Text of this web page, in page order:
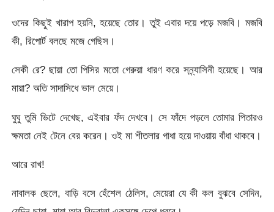
ওদের কিছুই খারাপ হয়নি, হয়েছে তোর। তুই এবার দয়ে পড়ে মজবি। মজবি
কী, রিপোর্ট বলছে মজে গেছিস।
সেকী রে? ছায়া তো পিসির মতো গেরুয়া ধারণ করে সন্ন্যাসিনী হয়েছে। আর
মায়া? অতি সাদাসিধে ভাল মেয়ে।
ঘুঘু তুমি ভিটে দেখেছ, এইবার ফঁদ দেখবে। সে ফাঁদে পড়লে তোমার পিতারও
ক্ষমতা নেই টেনে বের করেন। ওই মা শীতলার গাধা হয়ে দাওয়ায় বাঁধা থাকবে।
আরে রাখ!
নাবালক ছেলে, বাড়ি বসে হেঁশেল ঠেলিস, মেয়েরা যে কী কল বুঝবে সেদিন,